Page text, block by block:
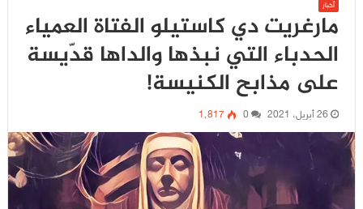
أخبار
مارغريت دي كاستيلو الفتاة العمياء
الحدباء التي نبذها والداها قدّيسة
على مذابح الكنيسة!
26 أبريل، 2021 0 1٬817